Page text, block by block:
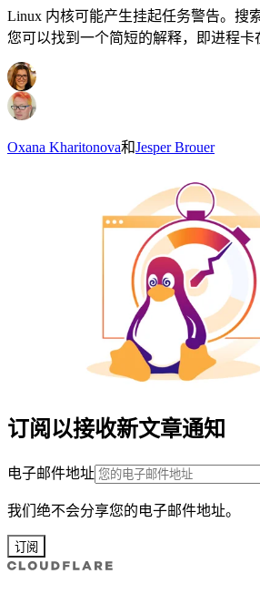
Linux 内核可能产生挂起任务警告。搜
您可以找到一个简短的解释，即进程卡
Oxana Kharitonova和Jesper Brouer
订阅以接收新文章通知
电子邮件地址
我们绝不会分享您的电子邮件地址。
订阅